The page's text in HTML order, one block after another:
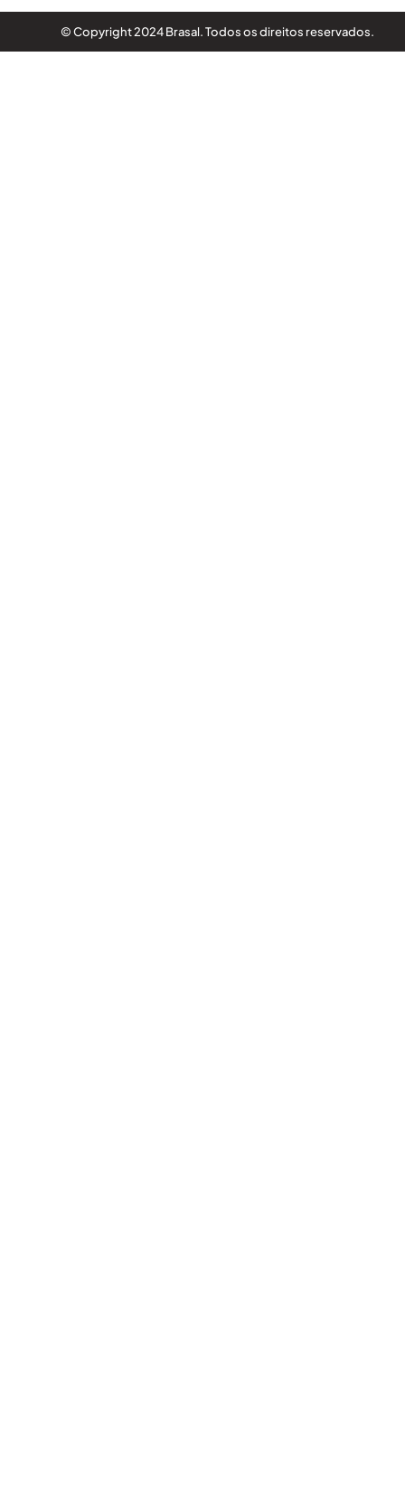
© Copyright 2024 Brasal. Todos os direitos reservados.